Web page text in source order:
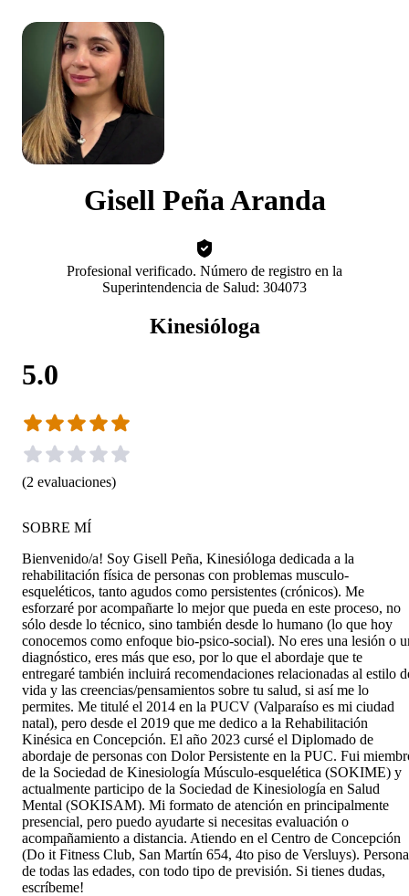
Gisell Peña Aranda
Profesional verificado. Número de registro en la
Superintendencia de Salud: 304073
Kinesióloga
5.0
(2 evaluaciones)
SOBRE MÍ
Bienvenido/a! Soy Gisell Peña, Kinesióloga dedicada a la
rehabilitación física de personas con problemas musculo-
esqueléticos, tanto agudos como persistentes (crónicos). Me
esforzaré por acompañarte lo mejor que pueda en este proceso, no
sólo desde lo técnico, sino también desde lo humano (lo que hoy
conocemos como enfoque bio-psico-social). No eres una lesión o
diagnóstico, eres más que eso, por lo que el abordaje que te
entregaré también incluirá recomendaciones relacionadas al estilo
vida y las creencias/pensamientos sobre tu salud, si así me lo
permites. Me titulé el 2014 en la PUCV (Valparaíso es mi ciudad
natal), pero desde el 2019 que me dedico a la Rehabilitación
Kinésica en Concepción. El año 2023 cursé el Diplomado de
abordaje de personas con Dolor Persistente en la PUC. Fui
de la Sociedad de Kinesiología Músculo-esquelética (SOKIME) y
actualmente participo de la Sociedad de Kinesiología en Salud
Mental (SOKISAM). Mi formato de atención en principalmente
presencial, pero puedo ayudarte si necesitas evaluación o
acompañamiento a distancia. Atiendo en el Centro de Concepción
(Do it Fitness Club, San Martín 654, 4to piso de Versluys).
de todas las edades, con todo tipo de previsión. Si tienes dudas,
escríbeme!